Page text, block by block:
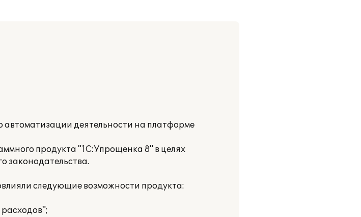
деятельности на платформе
продукта "1С:Упрощенка 8" в целях
законодательства.
следующие возможности продукта: